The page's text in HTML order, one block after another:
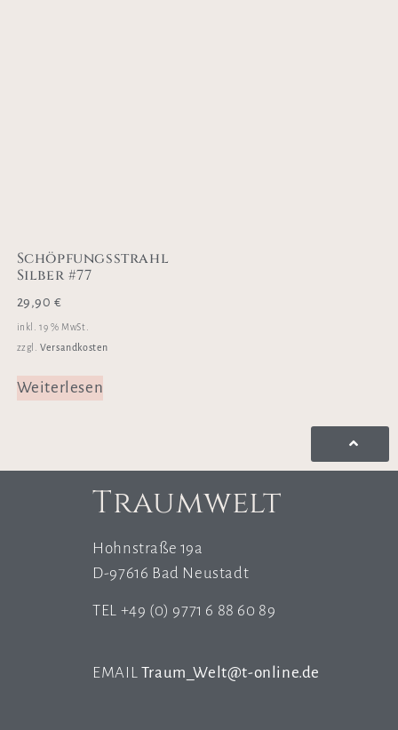
Schöpfungsstrahl
Silber #77
29,90€
inkl. 19 % MwSt.
zzgl.Versandkosten
Weiterlesen
Traumwelt
Hohnstraße 19a
D-97616 Bad Neustadt
TEL +49 (0) 9771 6 88 60 89
EMAIL Traum_Welt@t-online.de